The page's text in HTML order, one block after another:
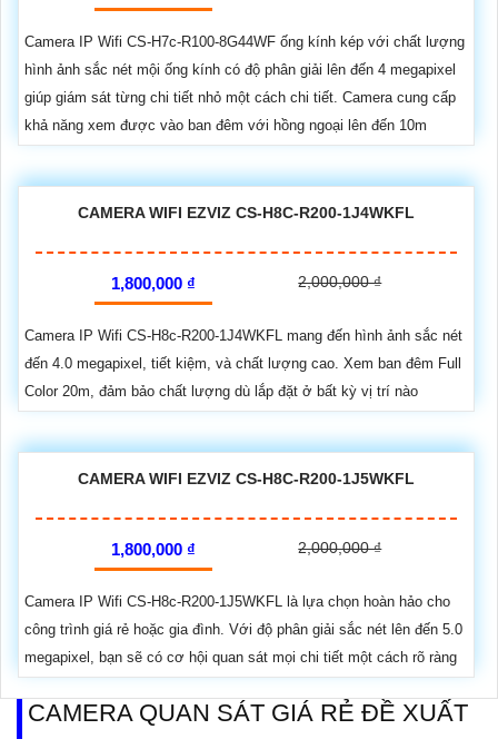
Camera IP Wifi CS-H7c-R100-8G44WF ống kính kép với chất lượng
hình ảnh sắc nét mội ống kính có độ phân giải lên đến 4 megapixel
giúp giám sát từng chi tiết nhỏ một cách chi tiết. Camera cung cấp
khả năng xem được vào ban đêm với hồng ngoại lên đến 10m
CAMERA WIFI EZVIZ CS-H8C-R200-1J4WKFL
1,800,000 ₫ 2,000,000 ₫
Camera IP Wifi CS-H8c-R200-1J4WKFL mang đến hình ảnh sắc nét
đến 4.0 megapixel, tiết kiệm, và chất lượng cao. Xem ban đêm Full
Color 20m, đảm bảo chất lượng dù lắp đặt ở bất kỳ vị trí nào
CAMERA WIFI EZVIZ CS-H8C-R200-1J5WKFL
1,800,000 ₫ 2,000,000 ₫
Camera IP Wifi CS-H8c-R200-1J5WKFL là lựa chọn hoàn hảo cho
công trình giá rẻ hoặc gia đình. Với độ phân giải sắc nét lên đến 5.0
megapixel, bạn sẽ có cơ hội quan sát mọi chi tiết một cách rõ ràng
CAMERA QUAN SÁT GIÁ RẺ ĐỀ XUẤT